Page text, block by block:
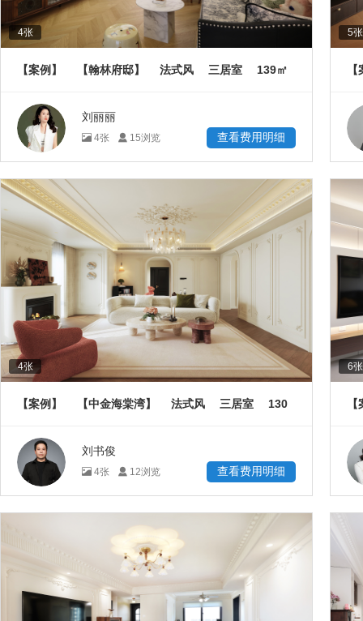
4张
【案例】 【翰林府邸】 法式风 三居室 139㎡
刘丽丽
4张 15浏览 查看费用明细
5张
4张
【案例】 【中金海棠湾】 法式风 三居室 130
刘书俊
4张 12浏览 查看费用明细
6张